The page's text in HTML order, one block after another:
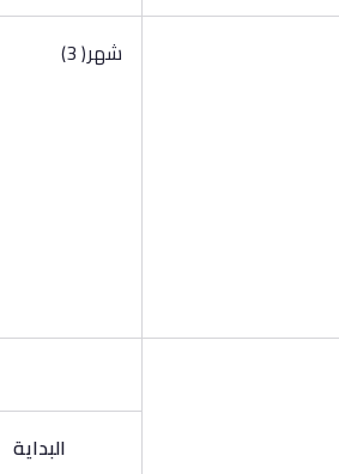
شهر( 3)
البداية